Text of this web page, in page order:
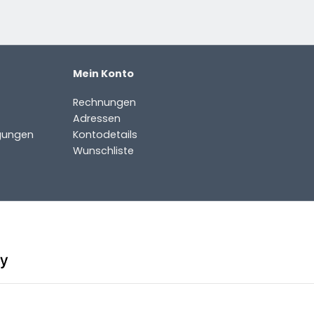
Mein Konto
Rechnungen
Adressen
Kontodetails
Wunschliste